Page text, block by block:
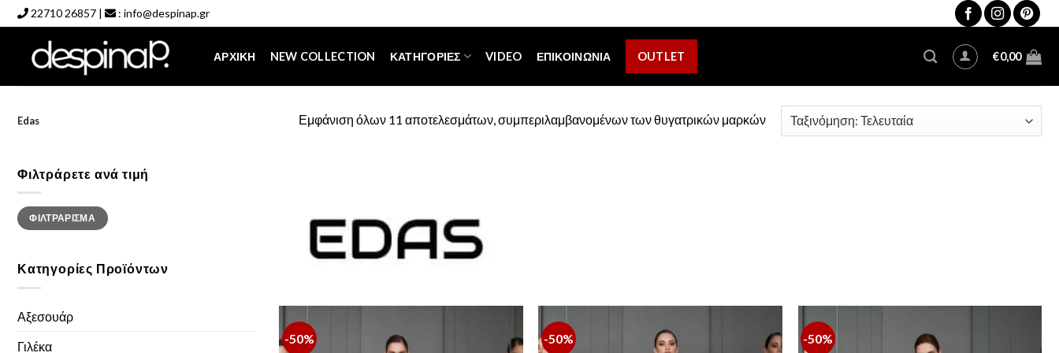
to
content
22710 26857 | : info@despinap.gr
ΑΡΧΙΚΉ NEW COLLECTION ΚΑΤΗΓΟΡΊΕΣ VIDEO ΕΠΙΚΟΙΝΩΝΊΑ OUTLET €0,00
Edas Εμφάνιση όλων 11 αποτελεσμάτων, συμπεριλαμβανομένων των θυγατρικών μαρκών
Φιλτράρετε ανά τιμή
Ελάχιστη
τιμή
Μέγιστη
τιμήΦΙΛΤΡΆΡΙΣΜΑ
Κατηγορίες Προϊόντων
Αξεσουάρ
Γιλέκα
-50% -50% -50%